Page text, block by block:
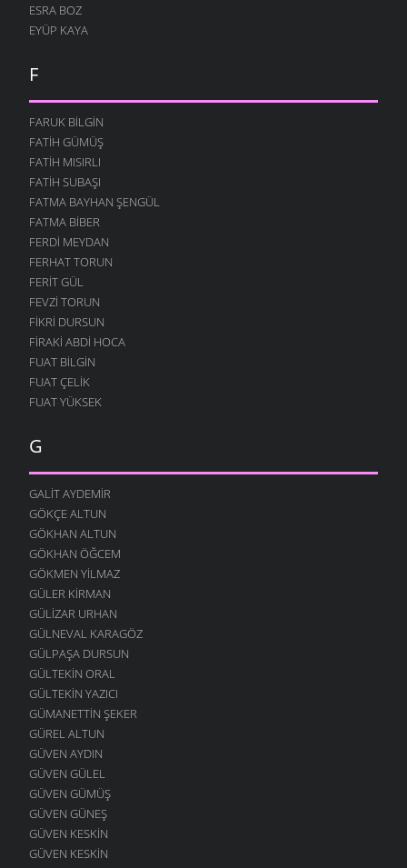
ESRA BOZ
EYÜP KAYA
F
FARUK BILGIN
FATIH GÜMÜŞ
FATIH MISIRLI
FATIH SUBAŞI
FATMA BAYHAN ŞENGÜL
FATMA BIBER
FERDI MEYDAN
FERHAT TORUN
FERIT GÜL
FEVZI TORUN
FIKRI DURSUN
FIRAKI ABDI HOCA
FUAT BILGIN
FUAT ÇELIK
FUAT YÜKSEK
G
GALIT AYDEMIR
GÖKÇE ALTUN
GÖKHAN ALTUN
GÖKHAN ÖĞCEM
GÖKMEN YILMAZ
GÜLER KIRMAN
GÜLIZAR URHAN
GÜLNEVAL KARAGÖZ
GÜLPAŞA DURSUN
GÜLTEKIN ORAL
GÜLTEKIN YAZICI
GÜMANETTIN ŞEKER
GÜREL ALTUN
GÜVEN AYDIN
GÜVEN GÜLEL
GÜVEN GÜMÜŞ
GÜVEN GÜNEŞ
GÜVEN KESKIN
GÜVEN KESKIN